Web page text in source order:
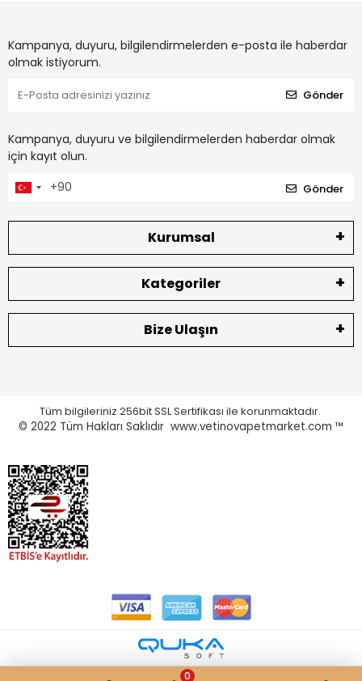
Kampanya, duyuru, bilgilendirmelerden e-posta ile haberdar
olmak istiyorum.
Gönder
Kampanya, duyuru ve bilgilendirmelerden haberdar olmak
için kayıt olun.
Gönder
Kurumsal
Kategoriler
Bize Ulaşın
Tüm bilgileriniz 256bit SSL Sertifikası ile korunmaktadır.
© 2022 Tüm Hakları Saklıdır www.vetinovapetmarket.com ™
0